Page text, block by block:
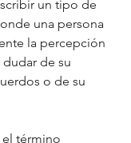
un tipo de
una persona
la percepción
de su
o de su
el término